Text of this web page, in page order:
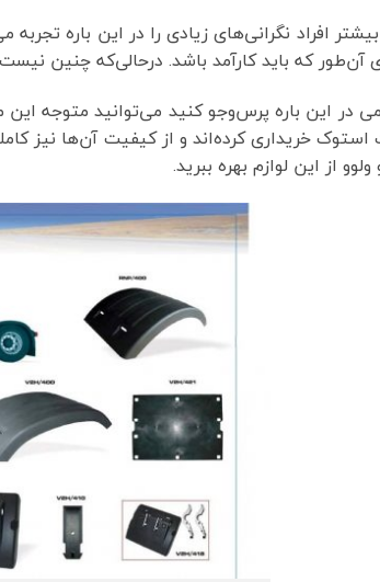
بیشتر افراد نگرانی‌های زیادی را در این باره
آن‌طور که باید کارآمد باشد. درحالی‌که چنین
در این باره پرس‌وجو کنید می‌توانید متوجه این
خریداری کرده‌اند و از کیفیت آن‌ها نیز
از این لوازم بهره ببرید.